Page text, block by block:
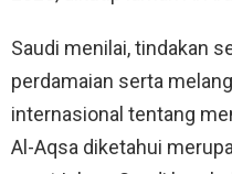
Saudi menilai, tindakan
perdamaian serta
internasional tentang
Al-Aqsa diketahui